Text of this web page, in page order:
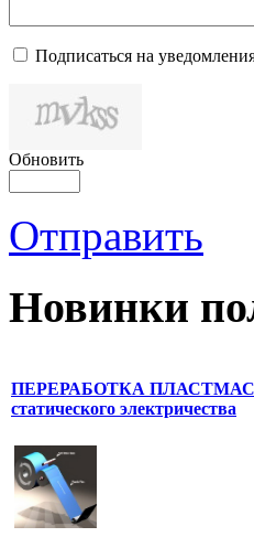
Подписаться на
Обновить
Отправить
Новинки
ПЕРЕРАБОТКА ПЛАСТМАСС:
статического электричества